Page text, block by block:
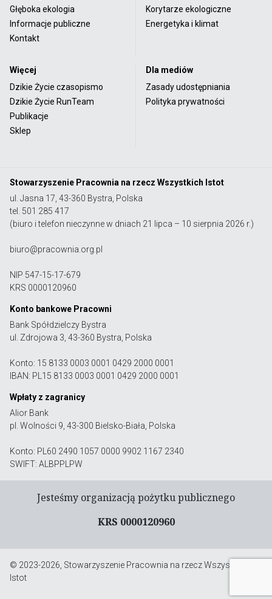
Głęboka ekologia
Informacje publiczne
Kontakt
Korytarze ekologiczne
Energetyka i klimat
Więcej
Dzikie Życie czasopismo
Dzikie Życie RunTeam
Publikacje
Sklep
Dla mediów
Zasady udostępniania
Polityka prywatności
Stowarzyszenie Pracownia na rzecz Wszystkich Istot
ul. Jasna 17, 43-360 Bystra, Polska
tel. 501 285 417
(biuro i telefon nieczynne w dniach 21 lipca – 10 sierpnia 2026 r.)
biuro@pracownia.org.pl
NIP 547-15-17-679
KRS 0000120960
Konto bankowe Pracowni
Bank Spółdzielczy Bystra
ul. Zdrojowa 3, 43-360 Bystra, Polska
Konto: 15 8133 0003 0001 0429 2000 0001
IBAN: PL15 8133 0003 0001 0429 2000 0001
Wpłaty z zagranicy
Alior Bank
pl. Wolności 9, 43-300 Bielsko-Biała, Polska
Konto: PL60 2490 1057 0000 9902 1167 2340
SWIFT: ALBPPLPW
Jesteśmy organizacją pożytku publicznego
KRS 0000120960
© 2023-2026, Stowarzyszenie Pracownia na rzecz Wszystkich
Istot